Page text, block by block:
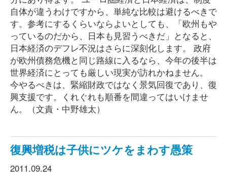
自体が違うわけですから、単純な比較は避けるべきで
す。参考にするくらいならよいとしても、「欧州もや
っているのだから、日本も見習うべきだ」となると、
日本経済のデフレ不況はさらに深刻化します。 政府
が欧州債務危機と同じ路線に入るなら、今年の後半は
世界経済にとっても厳しい現実が訪れかねません。
今やるべきは、緊縮財政ではなく景気回復であり、復
興支援です。くれぐれも順番を間違ってはいけませ
ん。（文責・中野雄太）
復興増税は子供にツケをまわす愚策
2011.09.24